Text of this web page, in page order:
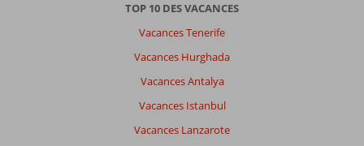
TOP 10 DES VACANCES
Vacances Tenerife
Vacances Hurghada
Vacances Antalya
Vacances Istanbul
Vacances Lanzarote